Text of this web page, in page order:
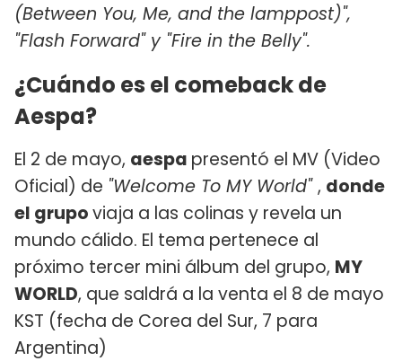
(Between You, Me, and the lamppost)",
"Flash Forward" y "Fire in the Belly".
¿Cuándo es el comeback de
Aespa?
El 2 de mayo, aespa presentó el MV (Video
Oficial) de "Welcome To MY World", donde
el grupoviaja a las colinas y revela un
mundo cálido. El tema pertenece al
próximo tercer mini álbum del grupo, MY
WORLD, que saldrá a la venta el 8 de mayo
KST (fecha de Corea del Sur, 7 para
Argentina)